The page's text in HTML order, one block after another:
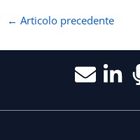
← Articolo precedente